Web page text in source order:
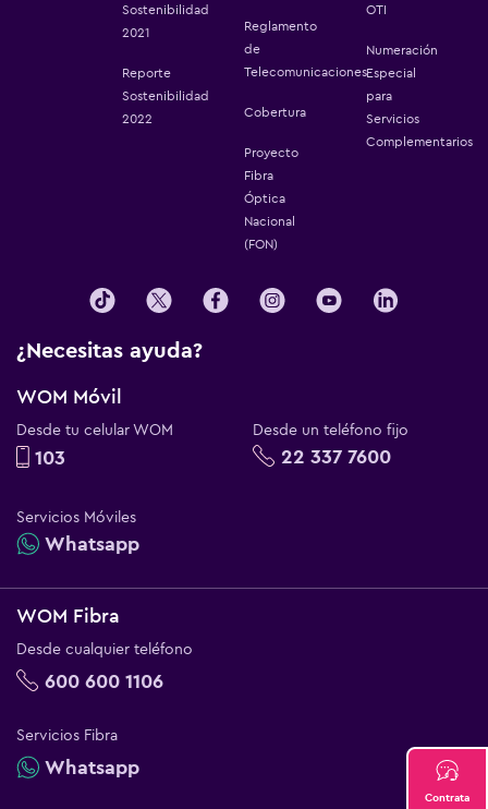
Sostenibilidad
2021
Reporte
Sostenibilidad
2022
Reglamento
de
Telecomunicaciones
Cobertura
Proyecto
Fibra
Óptica
Nacional
(FON)
OTI
Numeración
Especial
para
Servicios
Complementarios
¿Necesitas ayuda?
WOM Móvil
Desde tu celular WOM
103
Desde un teléfono fijo
22 337 7600
Servicios Móviles
Whatsapp
WOM Fibra
Desde cualquier teléfono
600 600 1106
Servicios Fibra
Whatsapp
Contrata